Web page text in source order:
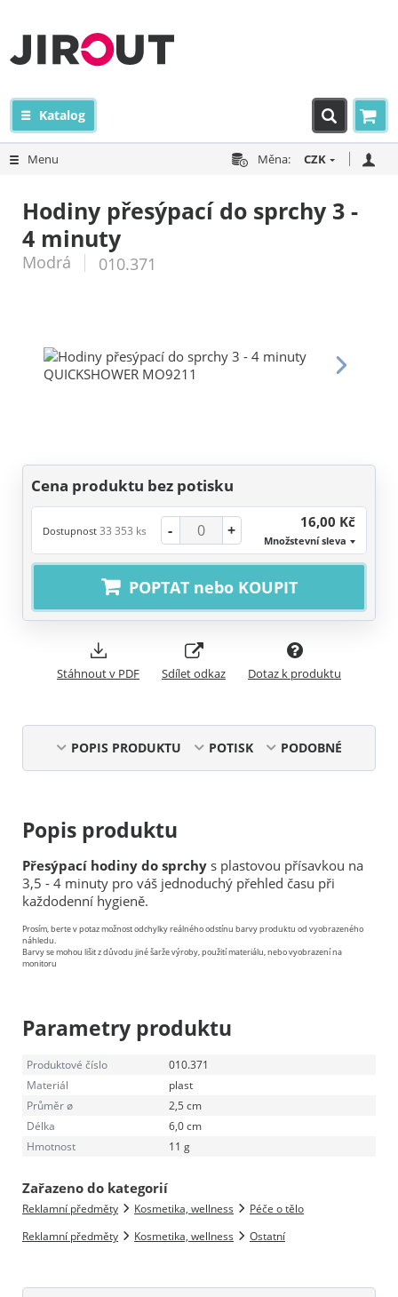
Katalog
Menu Měna: CZK
Hodiny přesýpací do sprchy 3 -
4 minuty
Modrá 010.371
Cena produktu bez potisku
Dostupnost 33 353 ks - + 16,00 Kč
Množstevní sleva
POPTAT nebo KOUPIT
Stáhnout v PDF Sdílet odkaz Dotaz k produktu
POPIS PRODUKTU POTISK PODOBNÉ
Popis produktu
Přesýpací hodiny do sprchy s plastovou přísavkou na
3,5 - 4 minuty pro váš jednoduchý přehled času při
každodenní hygieně.
Prosím, berte v potaz možnost odchylky reálného odstínu barvy produktu od vyobrazeného
náhledu.
Barvy se mohou lišit z důvodu jiné šarže výroby, použití materiálu, nebo vyobrazení na
monitoru
Parametry produktu
Produktové číslo
010.371
Materiál
plast
Průměr ø
2,5 cm
Délka
6,0 cm
Hmotnost
11 g
Zařazeno do kategorií
Reklamní předměty Kosmetika, wellness
Péče o tělo
Reklamní předměty
Kosmetika, wellness Ostatní